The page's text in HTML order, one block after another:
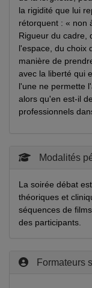
la rigidité que lui
rétorquent : « non
Rigueur du cadre,
l'espace, du choix
manière de
avec la liberté qui
l'une ne permette
alors qu'en est-il
professionnels
Modalités
La soirée débat
théoriques et
séquences de
des participants.
Formateurs